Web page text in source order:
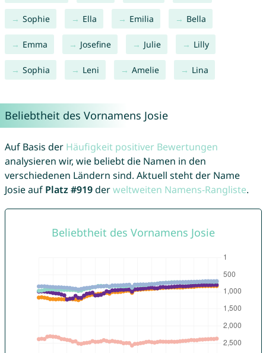
Sophie Ella Emilia Bella
Emma Josefine Julie Lilly
Sophia Leni Amelie Lina
Beliebtheit des Vornamens Josie
Auf Basis der Häufigkeit positiver Bewertungen
analysieren wir, wie beliebt die Namen in den
verschiedenen Ländern sind. Aktuell steht der Name
Josie auf Platz #919derweltweiten Namens-Rangliste.